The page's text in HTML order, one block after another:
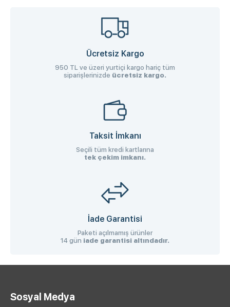
Ücretsiz Kargo
950 TL ve üzeri yurtiçi kargo hariç tüm
siparişlerinizde ücretsiz kargo.
Taksit İmkanı
Seçili tüm kredi kartlarına
tek çekim imkanı.
İade Garantisi
Paketi açılmamış ürünler
14 gün iade garantisi altındadır.
Sosyal Medya